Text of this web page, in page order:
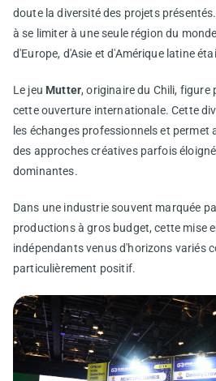
doute la diversité des projets
à se limiter à une seule région du
d'Europe, d'Asie et d'Amérique latine
Le jeu Mutter, originaire du Chili, figure
cette ouverture internationale. Cette
les échanges professionnels et permet
des approches créatives parfois
dominantes.
Dans une industrie souvent marquée
productions à gros budget, cette mise
indépendants venus d'horizons variés
particulièrement positif.